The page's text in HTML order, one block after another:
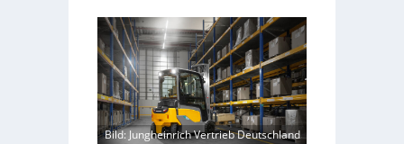
Bild: Jungheinrich Vertrieb Deutschland